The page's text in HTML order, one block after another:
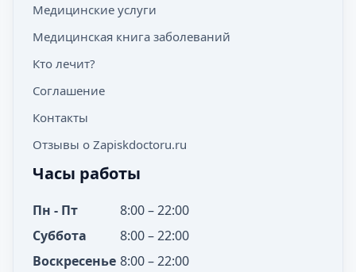
Медицинские услуги
Медицинская книга заболеваний
Кто лечит?
Соглашение
Контакты
Отзывы о Zapiskdoctoru.ru
Часы работы
Пн - Пт
8:00 – 22:00
Суббота
8:00 – 22:00
Воскресенье 8:00 – 22:00